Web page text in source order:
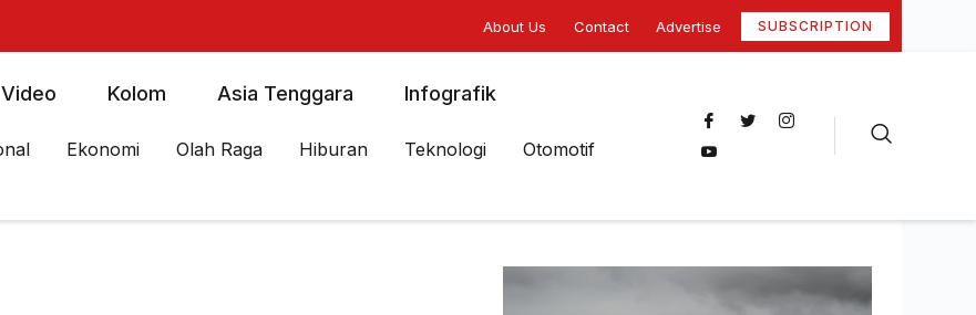
About Us Contact Advertise SUBSCRIPTION
Video Kolom Asia Tenggara
Infografik
Ekonomi Olah Raga Hiburan Teknologi
Otomotif